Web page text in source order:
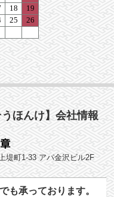
ほんけ】会社情報
堤町1-33 アパ金沢ビル2F
も承っております。